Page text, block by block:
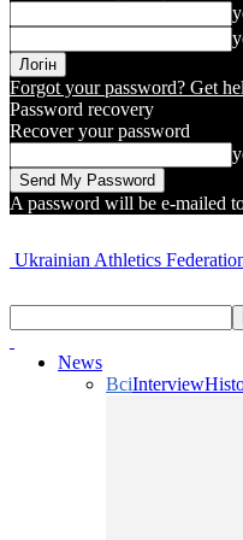
Forgot your password? Get
Password recovery
Recover your password
A password will be e-mailed
Ukrainian Athletics
News
ВсіInterview